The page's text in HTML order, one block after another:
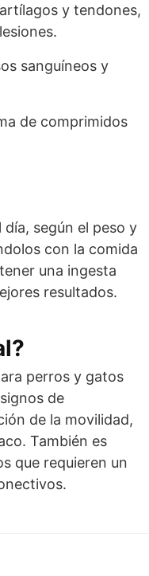
y tendones,
sanguíneos y
de comprimidos
según el peso y
con la comida
una ingesta
resultados.
perros y gatos
de
de la movilidad,
También es
que requieren un